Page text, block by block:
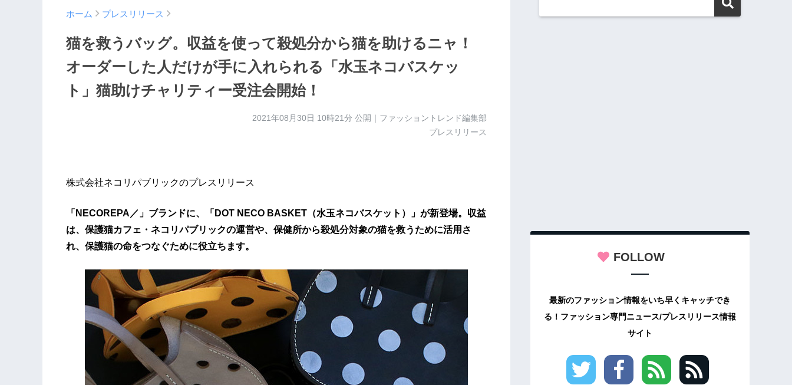
ホーム プレスリリース
猫を救うバッグ。収益を使って殺処分から猫を助けるニャ！
オーダーした人だけが手に入れられる「水玉ネコバスケッ
ト」猫助けチャリティー受注会開始！
2021年08月30日 10時21分 公開｜ファッショントレンド編集部
プレスリリース
株式会社ネコリパブリックのプレスリリース
「NECOREPA／」ブランドに、「DOT NECO BASKET（水玉ネコバスケット）」が新登場。収益
は、保護猫カフェ・ネコリパブリックの運営や、保健所から殺処分対象の猫を救うために活用さ
れ、保護猫の命をつなぐために役立ちます。
FOLLOW
最新のファッション情報をいち早くキャッチでき
る！ファッション専門ニュース/プレスリリース情報
サイト